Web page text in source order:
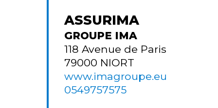
ASSURIMA
GROUPE IMA
118 Avenue de Paris
79000 NIORT
www.imagroupe.eu
0549757575